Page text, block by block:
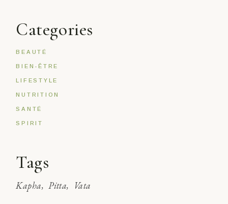
Categories
BEAUTÉ
BIEN-ÊTRE
LIFESTYLE
NUTRITION
SANTÉ
SPIRIT
Tags
Kapha Pitta Vata